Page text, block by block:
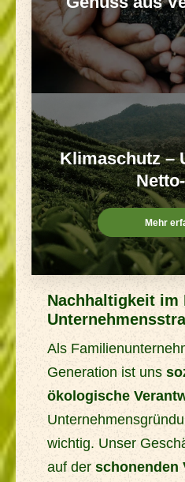
Klimaschutz –
Mehr
Nachhaltigkeit im
Als
Generation ist uns
ökologische
wichtig. Unser
auf der schonenden